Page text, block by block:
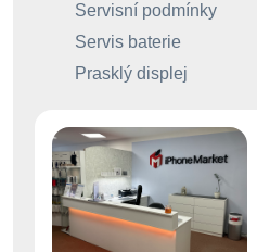
Servisní podmínky
Servis baterie
Prasklý displej